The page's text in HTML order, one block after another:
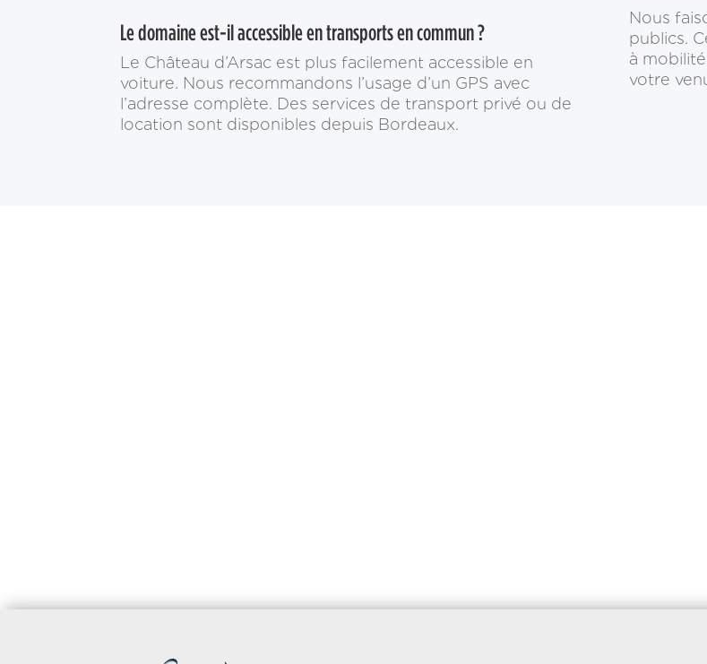
Le domaine est-il accessible en transports en commun ?
Le Château d’Arsac est plus facilement accessible en
voiture. Nous recommandons l’usage d’un GPS avec
l’adresse complète. Des services de transport privé ou de
location sont disponibles depuis Bordeaux.
Nous
publics.
à
votre